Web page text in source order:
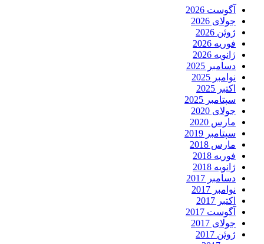
آگوست 2026
جولای 2026
ژوئن 2026
فوریه 2026
ژانویه 2026
دسامبر 2025
نوامبر 2025
اکتبر 2025
سپتامبر 2025
جولای 2020
مارس 2020
سپتامبر 2019
مارس 2018
فوریه 2018
ژانویه 2018
دسامبر 2017
نوامبر 2017
اکتبر 2017
آگوست 2017
جولای 2017
ژوئن 2017